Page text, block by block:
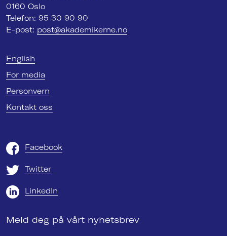
0160 Oslo
Telefon: 95 30 90 90
E-post: post@akademikerne.no
English
For media
Personvern
Kontakt oss
Facebook
Twitter
LinkedIn
Meld deg på vårt nyhetsbrev